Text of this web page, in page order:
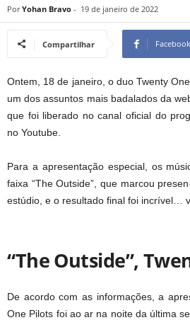
Por Yohan Bravo - 19 de janeiro de 2022
Compartilhar Facebook
Ontem, 18 de janeiro, o duo Twenty
um dos assuntos mais badalados da
que foi liberado no canal oficial do
no Youtube.
Para a apresentação especial, os
faixa “The Outside”, que marcou
estúdio, e o resultado final foi incrível…
“The Outside”,
De acordo com as informações, a
One Pilots foi ao ar na noite da última